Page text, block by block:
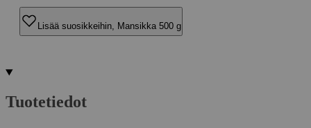
Lisää suosikkeihin, Mansikka 500 g
Tuotetiedot